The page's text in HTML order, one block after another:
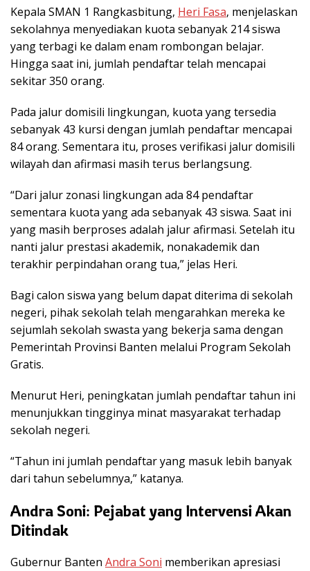
Kepala SMAN 1 Rangkasbitung, Heri Fasa, menjelaskan
sekolahnya menyediakan kuota sebanyak 214 siswa
yang terbagi ke dalam enam rombongan belajar.
Hingga saat ini, jumlah pendaftar telah mencapai
sekitar 350 orang.
Pada jalur domisili lingkungan, kuota yang tersedia
sebanyak 43 kursi dengan jumlah pendaftar mencapai
84 orang. Sementara itu, proses verifikasi jalur domisili
wilayah dan afirmasi masih terus berlangsung.
“Dari jalur zonasi lingkungan ada 84 pendaftar
sementara kuota yang ada sebanyak 43 siswa. Saat ini
yang masih berproses adalah jalur afirmasi. Setelah itu
nanti jalur prestasi akademik, nonakademik dan
terakhir perpindahan orang tua,” jelas Heri.
Bagi calon siswa yang belum dapat diterima di sekolah
negeri, pihak sekolah telah mengarahkan mereka ke
sejumlah sekolah swasta yang bekerja sama dengan
Pemerintah Provinsi Banten melalui Program Sekolah
Gratis.
Menurut Heri, peningkatan jumlah pendaftar tahun ini
menunjukkan tingginya minat masyarakat terhadap
sekolah negeri.
“Tahun ini jumlah pendaftar yang masuk lebih banyak
dari tahun sebelumnya,” katanya.
Andra Soni: Pejabat yang Intervensi Akan
Ditindak
Gubernur Banten Andra Soni memberikan apresiasi